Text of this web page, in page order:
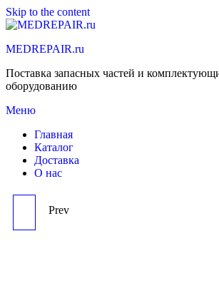
Skip to the content
MEDREPAIR.ru
Поставка запасных частей и
оборудованию
Меню
Главная
Каталог
Доставка
О нас
ABBOTT(USA) LSCR
Prev